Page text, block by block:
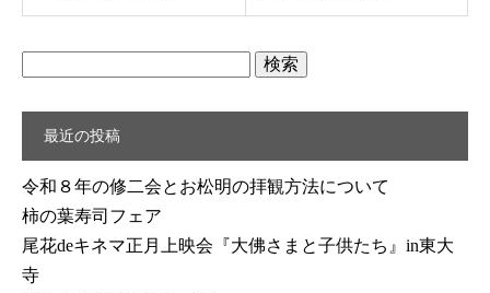
最近の投稿
令和８年の修二会とお松明の拝観方法について
柿の葉寿司フェア
尾花deキネマ正月上映会『大佛さまと子供たち』in東大
寺